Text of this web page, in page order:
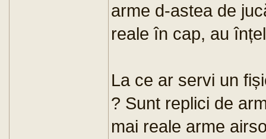
arme d-astea de
reale în cap, au
La ce ar servi un
? Sunt replici de
mai reale arme